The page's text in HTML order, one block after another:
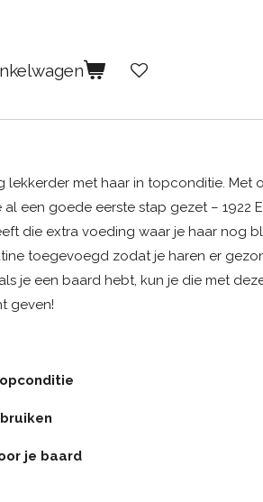
lekkerder met haar in topconditie. Met
een goede eerste stap gezet – 1922
die extra voeding waar je haar nog
toegevoegd zodat je haren er
je een baard hebt, kun je die met
geven!
je baard